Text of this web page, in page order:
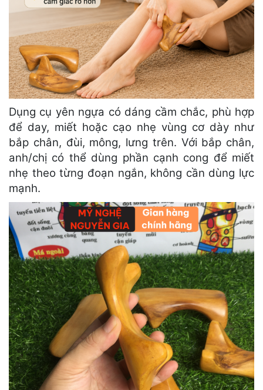
Dụng cụ yên ngựa có dáng cầm chắc, phù hợp
để day, miết hoặc cạo nhẹ vùng cơ dày như
bắp chân, đùi, mông, lưng trên. Với bắp chân,
anh/chị có thể dùng phần cạnh cong để miết
nhẹ theo từng đoạn ngắn, không cần dùng lực
mạnh.